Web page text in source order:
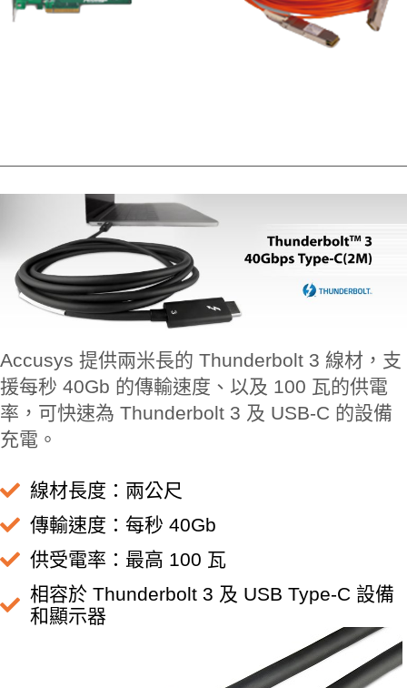
Accusys 提供兩米長的 Thunderbolt 3 線材，支
援每秒 40Gb 的傳輸速度、以及 100 瓦的供電
率，可快速為 Thunderbolt 3 及 USB-C 的設備
充電。
線材長度：兩公尺
傳輸速度：每秒 40Gb
供受電率：最高 100 瓦
相容於 Thunderbolt 3 及 USB Type-C 設備
和顯示器